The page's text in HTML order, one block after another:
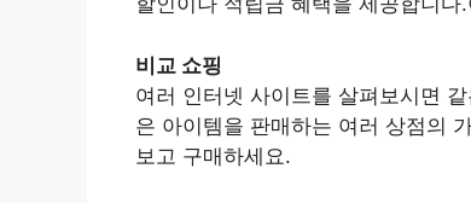
비교 쇼핑
여러 인터넷 사이트를 살펴보시면
은 아이템을 판매하는 여러 상점의
보고 구매하세요.